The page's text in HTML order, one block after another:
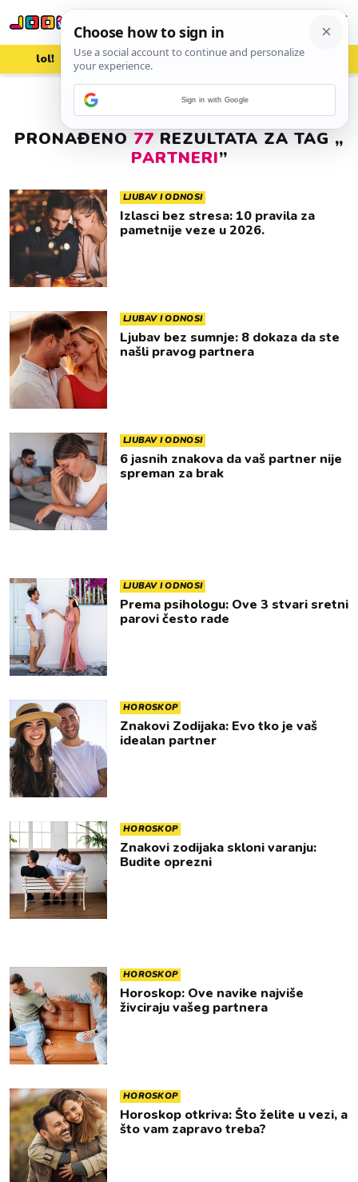
lol! aww vrh! woot?!
PRONAĐENO 77 REZULTATA ZA TAG „
PARTNERI”
LJUBAV I ODNOSI
Izlasci bez stresa: 10 pravila za
pametnije veze u 2026.
LJUBAV I ODNOSI
Ljubav bez sumnje: 8 dokaza da ste
našli pravog partnera
LJUBAV I ODNOSI
6 jasnih znakova da vaš partner nije
spreman za brak
LJUBAV I ODNOSI
Prema psihologu: Ove 3 stvari sretni
parovi često rade
HOROSKOP
Znakovi Zodijaka: Evo tko je vaš
idealan partner
HOROSKOP
Znakovi zodijaka skloni varanju:
Budite oprezni
HOROSKOP
Horoskop: Ove navike najviše
živciraju vašeg partnera
HOROSKOP
Horoskop otkriva: Što želite u vezi, a
što vam zapravo treba?
Sign in with Google